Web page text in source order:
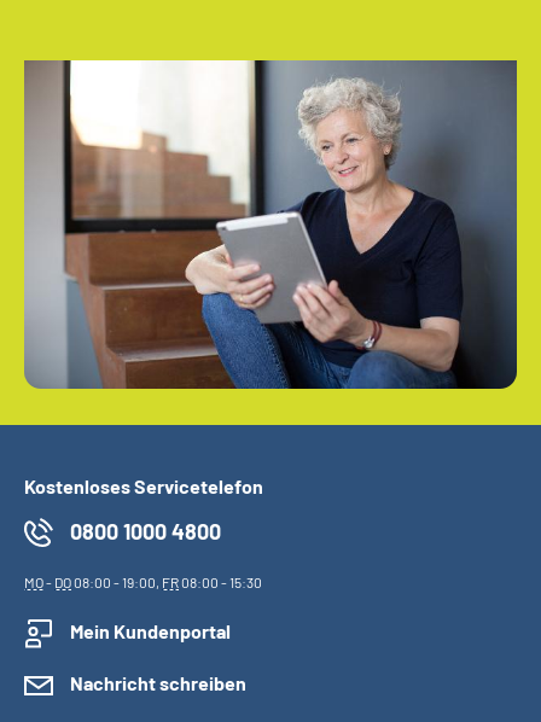
Kostenloses Servicetelefon
0800 1000 4800
MO- DO08:00 - 19:00, FR08:00 - 15:30
Mein Kundenportal
Nachricht schreiben